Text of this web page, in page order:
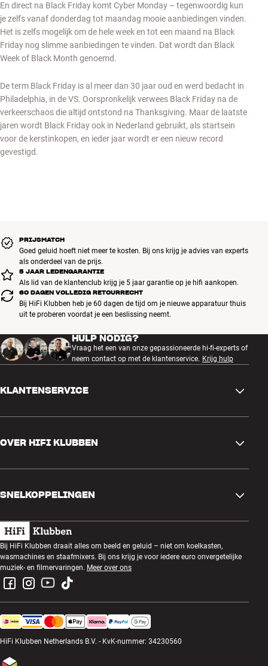
En direct na Black Friday komt Cyber Monday – tegenwoordig kun
je zelfs vanaf donderdag tot maandag mooie aanbiedingen vinden.
Het is zelfs mogelijk om de hele week en tot een maand na Black
Friday nog slimme aanbiedingen te vinden. Dat wordt dan Black
Week of Black Month genoemd.
De term Black Friday is al meer dan 30 jaar oud en werd bedacht in
Philadelphia, in de VS. Oorspronkelijk verwees Black Friday na de
verkeerschaos die altijd ontstond na Thanksgiving. Maar de laatste
jaren wordt Black Friday ook in Nederland gebruikt, als startsein
voor de kerstinkopen, en ieder jaar wordt er een nieuw record
gevestigd.
PRIJSMATCH
Goed geluid hoeft niet meer te kosten. Bij ons krijg je advies van experts
als onderdeel van de prijs.
5 JAAR LEDENGARANTIE
Als lid van de klantenclub krijg je 5 jaar garantie op je hifi aankopen.
60 DAGEN VOLLEDIG RETOURRECHT
Bij HiFi Klubben heb je 60 dagen de tijd om je nieuwe apparatuur thuis
uit te proberen voordat je een beslissing neemt.
HULP NODIG?
Vraag het een van onze gepassioneerde hi-fi-experts of
neem contact op met de klantenservice. Krijg hulp
KLANTENSERVICE
Ruilen en retourneren
Bestelling herroepen
Algemene voorwaarden
Privacybeleid
OVER HIFI KLUBBEN
Klantenclub
Luisteravond
Prijsvragen
Werken bij HiFi Klubben
SNELKOPPELINGEN
Cadeaubonnen
Bouwen met geluid
Montage en installatie
Apparaten recyclen
Productreviews
Bij HiFi Klubben draait alles om beeld en geluid – niet om koelkasten,
wasmachines en staafmixers. Bij ons krijg je voor iedere euro onvergetelijke
muziek- en filmervaringen. Meer over ons
HiFi Klubben Netherlands B.V. - KvK-nummer: 34230560